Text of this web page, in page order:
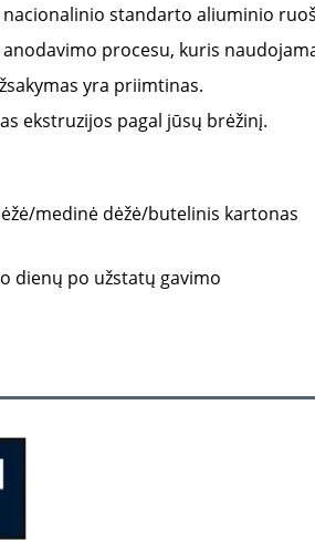
standarto aliuminio
anodavimo procesu, kuris
yra priimtinas.
ekstruzijos pagal jūsų brėžinį.
medinė dėžė/butelinis kartonas
dienų po užstatų gavimo